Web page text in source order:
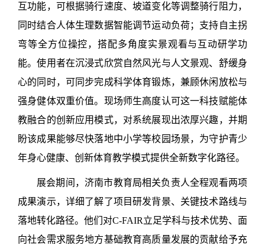
互功能，可根据骑行速度、坡道变化等调整骑行阻力，
同时结合人体生理数据智能调节运动负荷；支持自主拐
弯等全方位操控，搭配多角度实景观看与互动研学功
能。使用者在沉浸式欣赏自然风光与人文景观、舒缓身
心的同时，可同步完成科学体育锻炼，兼顾休闲放松与
强身健体双重价值。现场师生高度认可这一科技赋能体
教融合的创新应用模式，对系统展现出浓厚兴趣，并期
盼该成果能够尽快落地中小学等校园场景，为守护青少
年身心健康、创新体育教学模式提供全新数字化路径。
展会期间，济南市教育局相关负责人全程观看两项
成果演示，详细了解了项目研发背景、关键技术路线与
落地转化路径。他们对C-FAIR立足学科与技术优势、面
向社会需求服务地方基础教育高质量发展的贡献给予充